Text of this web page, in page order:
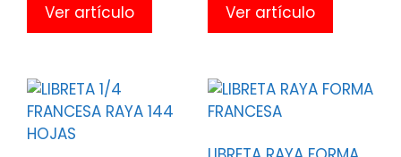
Ver artículo Ver artículo